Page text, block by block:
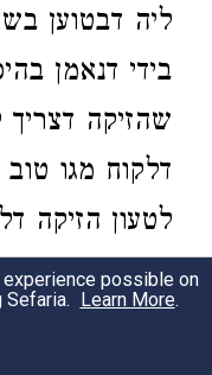
ליה דבטוען
בידי דנאמן
שהזיקה דצריך
דלקוח מגו טוב
לטעון הזיקה
משא"כ בטוען
הם טענ'
possible on
Sefaria. Learn More.